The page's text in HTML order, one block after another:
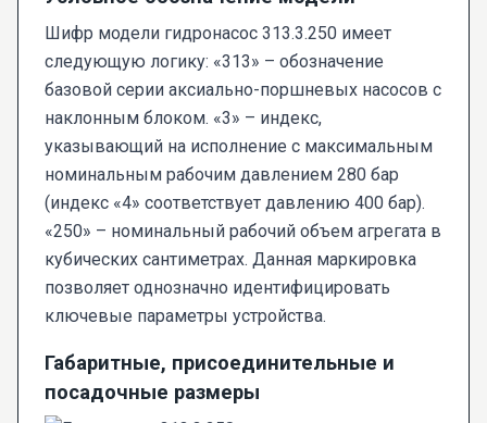
Шифр модели гидронасос 313.3.250 имеет
следующую логику: «313» – обозначение
базовой серии аксиально-поршневых насосов с
наклонным блоком. «3» – индекс,
указывающий на исполнение с максимальным
номинальным рабочим давлением 280 бар
(индекс «4» соответствует давлению 400 бар).
«250» – номинальный рабочий объем агрегата в
кубических сантиметрах. Данная маркировка
позволяет однозначно идентифицировать
ключевые параметры устройства.
Габаритные, присоединительные и
посадочные размеры